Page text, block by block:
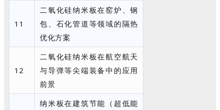
11
二氧化硅纳米板在窑炉、钢
包、石化管道等领域的隔热
优化方案
12
二氧化硅纳米板在航空航天
与导弹等尖端装备中的应用
前景
纳米板在建筑节能（超低能